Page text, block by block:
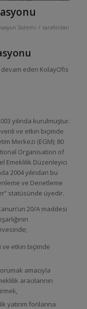
Sistemi / tarafından
eden KolayOfis
yılında kurulmuştur.
ve etkin biçimde
Merkezi (EGM); 80
Organisation of
Emeklilik Düzenleyici
2004 yılından bu
ve Denetleme
statüsünde üyedir.
20/A maddesi
etkin biçimde
amacıyla
aracılarının
yatırım fonlarına